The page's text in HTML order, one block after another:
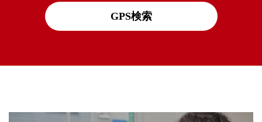
GPS検索